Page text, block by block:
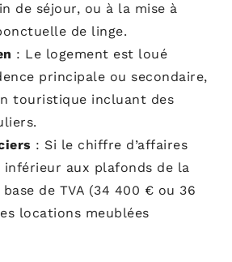
de séjour, ou à la mise à
de linge.
: Le logement est loué
principale ou secondaire,
touristique incluant des
: Si le chiffre d’affaires
inférieur aux plafonds de la
de TVA (34 400 € ou 36
locations meublées